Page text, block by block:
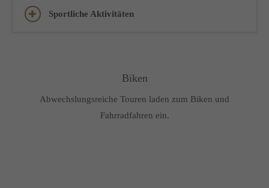
Sportliche Aktivitäten
Biken
Abwechslungsreiche Touren laden zum Biken und
Fahrradfahren ein.